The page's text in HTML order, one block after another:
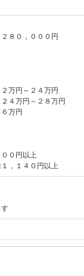
８０，０００円
万円～２４万円
４万円～２８万円
万円
０円以上
，１４０円以上